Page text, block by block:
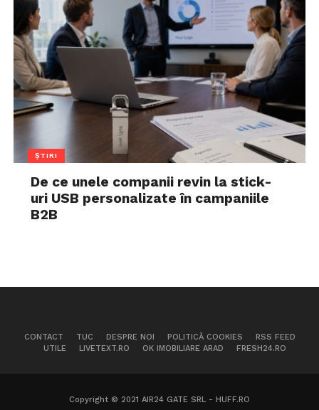
ȘTIRI
De ce unele companii revin la stick-
uri USB personalizate în campaniile
B2B
CONTACT TUC DESPRE NOI POLITICĂ COOKIES
RSS FEED
UTILE
LIVETEXT.RO OK IMOBILIARE ARAD FRESH24.RO
Copyright © 2021 AIR24 GATE SRL - HUFF.RO